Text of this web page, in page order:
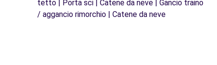
tetto | Porta sci | Catene da neve | Gancio traino
/ aggancio rimorchio | Catene da neve